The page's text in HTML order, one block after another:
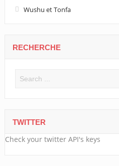
Wushu et Tonfa
RECHERCHE
TWITTER
Check your twitter API's keys